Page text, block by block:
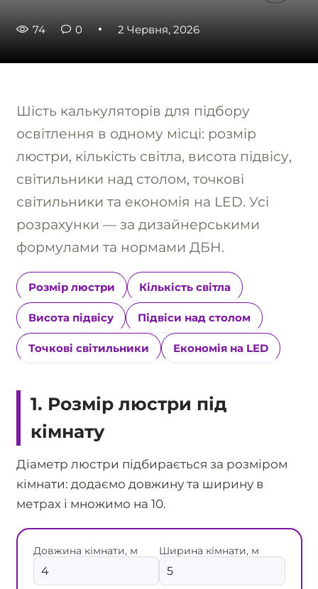
74 0 2 Червня, 2026
Шість калькуляторів для підбору
освітлення в одному місці: розмір
люстри, кількість світла, висота підвісу,
світильники над столом, точкові
світильники та економія на LED. Усі
розрахунки — за дизайнерськими
формулами та нормами ДБН.
Розмір люстри Кількість світла
Висота підвісу Підвіси над столом
Точкові світильники Економія на LED
1. Розмір люстри під
кімнату
Діаметр люстри підбирається за розміром
кімнати: додаємо довжину та ширину в
метрах і множимо на 10.
Довжина кімнати, м Ширина кімнати, м